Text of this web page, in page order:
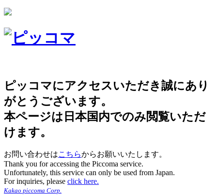
ピッコマにアクセスいただき誠にあり
がとうございます。
本ページは日本国内でのみ閲覧いただ
けます。
お問い合わせはこちらからお願いいたします。
Thank you for accessing the Piccoma service.
Unfortunately, this service can only be used from Japan.
For inquiries, please click here.
Kakao piccoma Corp.